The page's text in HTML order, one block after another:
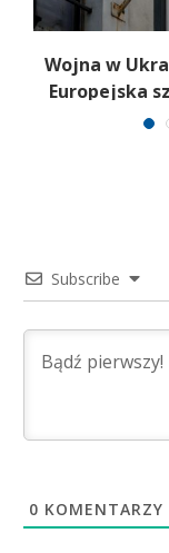
Wojna w
Europejska
Subscribe
0 KOMENTARZY